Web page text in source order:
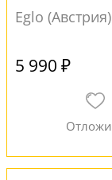
Eglo (Австрия)
5 990 ₽